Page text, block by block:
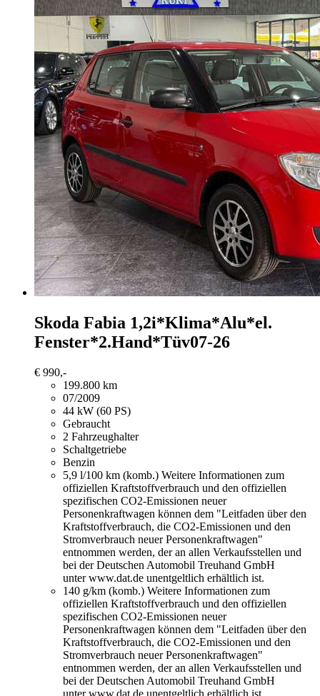
Skoda Fabia 1,2i*Klima*Alu*el.
Fenster*2.Hand*Tüv07-26
€ 990,-
199.800 km
07/2009
44 kW (60 PS)
Gebraucht
2 Fahrzeughalter
Schaltgetriebe
Benzin
5,9 l/100 km (komb.) Weitere Informationen zum
offiziellen Kraftstoffverbrauch und den offiziellen
spezifischen CO2-Emissionen neuer
Personenkraftwagen können dem "Leitfaden über den
Kraftstoffverbrauch, die CO2-Emissionen und den
Stromverbrauch neuer Personenkraftwagen"
entnommen werden, der an allen Verkaufsstellen und
bei der Deutschen Automobil Treuhand GmbH
unter www.dat.de unentgeltlich erhältlich ist.
140 g/km (komb.) Weitere Informationen zum
offiziellen Kraftstoffverbrauch und den offiziellen
spezifischen CO2-Emissionen neuer
Personenkraftwagen können dem "Leitfaden über den
Kraftstoffverbrauch, die CO2-Emissionen und den
Stromverbrauch neuer Personenkraftwagen"
entnommen werden, der an allen Verkaufsstellen und
bei der Deutschen Automobil Treuhand GmbH
unter www.dat.de unentgeltlich erhältlich ist.